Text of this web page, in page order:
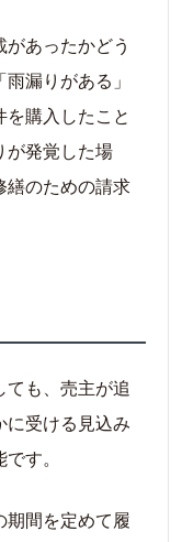
あったかどう
漏りがある」
購入したこと
が発覚した場
繕のための請求
も、売主が追
に受ける見込み
す。
間を定めて履